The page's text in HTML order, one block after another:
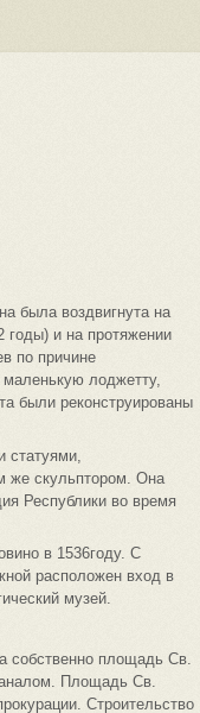
была воздвигнута на
годы) и на протяжении
по причине
лоджетту,
были реконструированы
статуями,
же скульптором. Она
Республики во время
в 1536году. С
расположен вход в
музей.
собственно площадь Св.
Площадь Св.
Строительство